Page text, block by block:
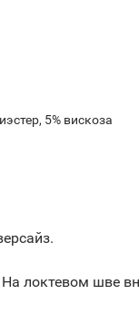
5% вискоза
локтевом шве